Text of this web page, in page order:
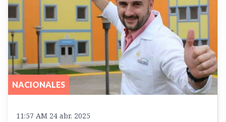
NACIONALES
11:57 AM 24 abr. 2025